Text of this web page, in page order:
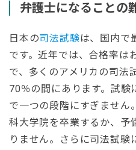
弁護士になることの
日本の司法試験は、国内で
です。近年では、合格率は
で、多くのアメリカの司法
70％の間にあります。試験
で一つの段階にすぎません
科大学院を卒業するか、予
りません。さらに司法試験